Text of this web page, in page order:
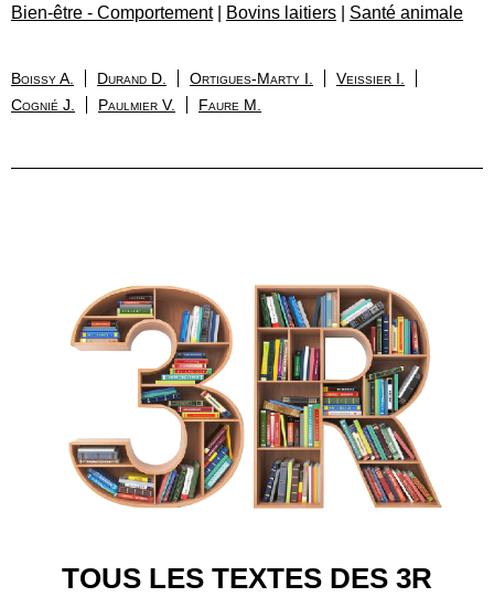
Bien-être - Comportement| Bovins laitiers Santé animale
Boissy A. Durand D. Ortigues-Marty I.
Veissier I.
Cognié J.
Paulmier V. Faure M.
TOUS LES TEXTES DES 3R